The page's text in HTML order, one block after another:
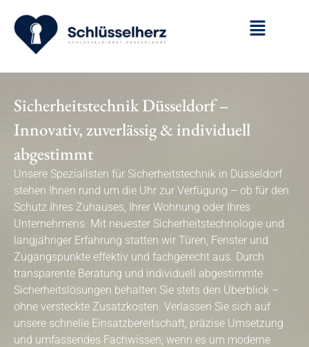
Sicherheitstechnik Düsseldorf –
Innovativ, zuverlässig & individuell
abgestimmt
Unsere Spezialisten für Sicherheitstechnik in Düsseldorf
stehen Ihnen rund um die Uhr zur Verfügung – ob für den
Schutz Ihres Zuhauses, Ihrer Wohnung oder Ihres
Unternehmens. Mit neuester Sicherheitstechnologie und
langjähriger Erfahrung statten wir Türen, Fenster und
Zugangspunkte effektiv und fachgerecht aus. Durch
transparente Beratung und individuell abgestimmte
Sicherheitslösungen behalten Sie stets den Überblick –
ohne versteckte Zusatzkosten. Verlassen Sie sich auf
unsere schnelle Einsatzbereitschaft, präzise Umsetzung
und umfassendes Fachwissen, wenn es um moderne